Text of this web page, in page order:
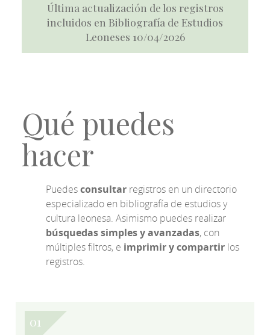
Última actualización de los registros
incluidos en Bibliografía de Estudios
Leoneses 10/04/2026
Qué puedes
hacer
Puedesconsultar registros en un directorio
especializado en bibliografía de estudios y
cultura leonesa. Asimismo puedes realizar
búsquedas simples y avanzadas, con
múltiples filtros, e imprimir y compartir los
registros.